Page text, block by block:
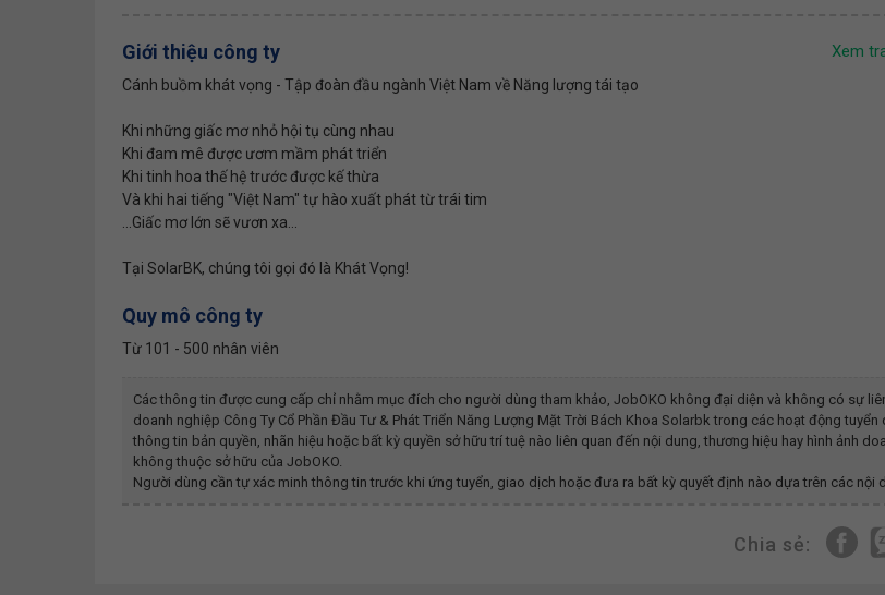
Giới thiệu công ty Xem
Cánh buồm khát vọng - Tập đoàn đầu ngành Việt Nam về Năng lượng tái tạo
Khi những giấc mơ nhỏ hội tụ cùng nhau
Khi đam mê được ươm mầm phát triển
Khi tinh hoa thế hệ trước được kế thừa
Và khi hai tiếng "Việt Nam" tự hào xuất phát từ trái tim
...Giấc mơ lớn sẽ vươn xa...
Tại SolarBK, chúng tôi gọi đó là Khát Vọng!
Quy mô công ty
Từ 101 - 500 nhân viên
Các thông tin được cung cấp chỉ nhằm mục đích cho người dùng tham khảo, JobOKO không đại diện và không có sự
doanh nghiệp Công Ty Cổ Phần Đầu Tư & Phát Triển Năng Lượng Mặt Trời Bách Khoa Solarbk trong các hoạt động tuyển
thông tin bản quyền, nhãn hiệu hoặc bất kỳ quyền sở hữu trí tuệ nào liên quan đến nội dung, thương hiệu hay hình ảnh
không thuộc sở hữu của JobOKO.
Người dùng cần tự xác minh thông tin trước khi ứng tuyển, giao dịch hoặc đưa ra bất kỳ quyết định nào dựa trên các nội
Chia sẻ: